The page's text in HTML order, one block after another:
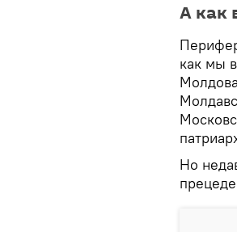
А как
как мы
Но